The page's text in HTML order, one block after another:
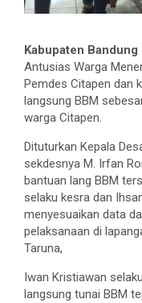
Kabupaten
Antusias Warga
Pemdes Citapen dan
langsung BBM
warga Citapen.
Dituturkan Kepala
sekdesnya M. Irfan
bantuan lang BBM
selaku kesra dan
menyesuaikan data
pelaksanaan di
Taruna,
Iwan Kristiawan
langsung tunai BBM